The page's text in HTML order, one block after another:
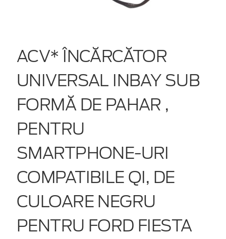
ACV* ÎNCĂRCĂTOR
UNIVERSAL INBAY SUB
FORMĂ DE PAHAR ,
PENTRU
SMARTPHONE-URI
COMPATIBILE QI, DE
CULOARE NEGRU
PENTRU FORD FIESTA